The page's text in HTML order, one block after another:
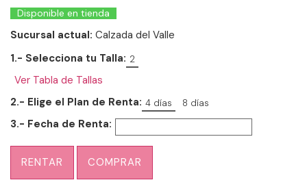
Disponible en tienda
Sucursal actual: Calzada del Valle
1.- Selecciona tu Talla: 2
Ver Tabla de Tallas
2.- Elige el Plan de Renta: 4 días 8 días
3.- Fecha de Renta:
RENTAR COMPRAR